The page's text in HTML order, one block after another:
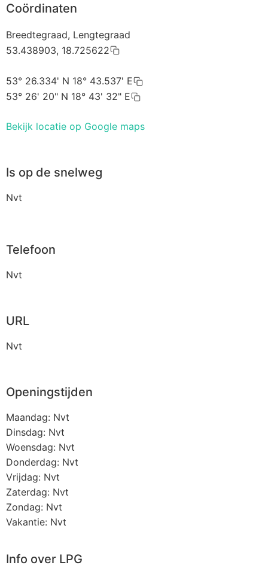
Coördinaten
Breedtegraad, Lengtegraad
53.438903, 18.725622
53° 26.334' N 18° 43.537' E
53° 26' 20" N 18° 43' 32" E
Bekijk locatie op Google maps
Is op de snelweg
Nvt
Telefoon
Nvt
URL
Nvt
Openingstijden
Maandag: Nvt
Dinsdag: Nvt
Woensdag: Nvt
Donderdag: Nvt
Vrijdag: Nvt
Zaterdag: Nvt
Zondag: Nvt
Vakantie: Nvt
Info over LPG